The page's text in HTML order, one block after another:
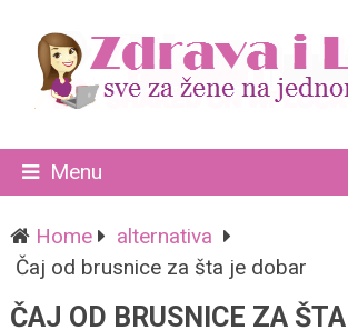
Menu
Home
alternativa
Čaj od brusnice za šta je dobar
ČAJ OD BRUSNICE ZA